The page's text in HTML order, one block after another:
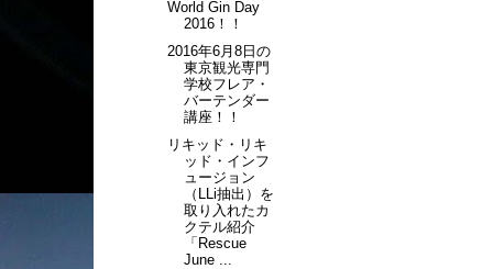
World Gin Day
2016！！
2016年6月8日の
東京観光専門
学校フレア・
バーテンダー
講座！！
リキッド・リキ
ッド・インフ
ュージョン
（LLi抽出）を
取り入れたカ
クテル紹介
「Rescue
June ...